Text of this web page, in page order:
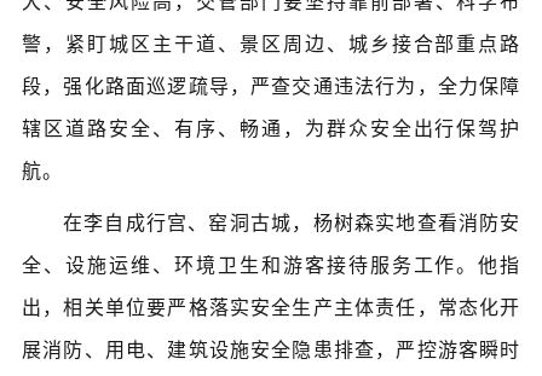
警，紧盯城区主干道、景区周边、城乡接合部重点路
段，强化路面巡逻疏导，严查交通违法行为，全力保障
辖区道路安全、有序、畅通，为群众安全出行保驾护
航。
在李自成行宫、窑洞古城，杨树森实地查看消防安
全、设施运维、环境卫生和游客接待服务工作。他指
出，相关单位要严格落实安全生产主体责任，常态化开
展消防、用电、建筑设施安全隐患排查，严控游客瞬时